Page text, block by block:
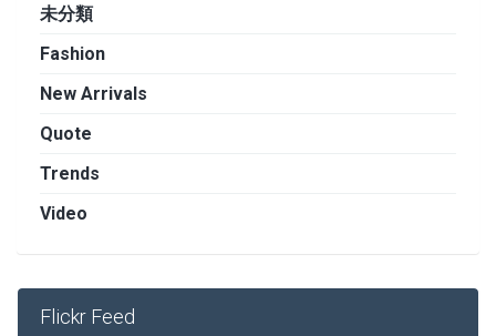
未分類
Fashion
New Arrivals
Quote
Trends
Video
Flickr Feed